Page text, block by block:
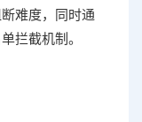
难度，同时通
拦截机制‌。